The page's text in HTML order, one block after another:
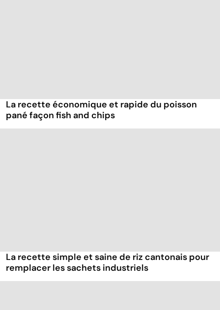
La recette économique et rapide du poisson
pané façon fish and chips
La recette simple et saine de riz cantonais pour
remplacer les sachets industriels